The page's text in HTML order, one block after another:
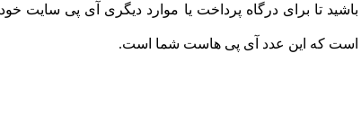
تا برای درگاه پرداخت یا موارد دیگری آی پی سایت